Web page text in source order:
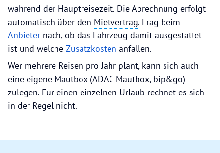
während der Hauptreisezeit. Die Abrechnung erfolgt
automatisch über den Mietvertrag. Frag beim
Anbieter nach, ob das Fahrzeug damit ausgestattet
ist und welche Zusatzkosten anfallen.
Wer mehrere Reisen pro Jahr plant, kann sich auch
eine eigene Mautbox (ADAC Mautbox, bip&go)
zulegen. Für einen einzelnen Urlaub rechnet es sich
in der Regel nicht.